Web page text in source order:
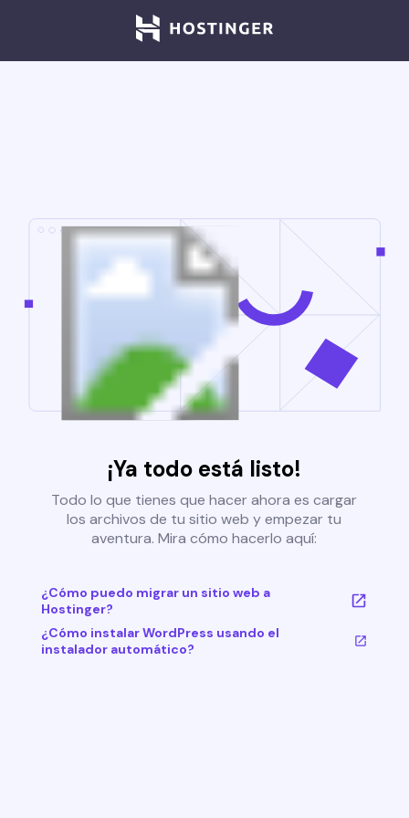
¡Ya todo está listo!
Todo lo que tienes que hacer ahora es cargar
los archivos de tu sitio web y empezar tu
aventura. Mira cómo hacerlo aquí:
¿Cómo puedo migrar un sitio web a
Hostinger?
¿Cómo instalar WordPress usando el
instalador automático?